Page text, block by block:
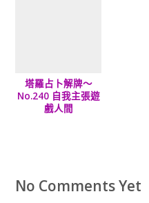
塔羅占卜解牌～
No.240 自我主張遊
戲人間
No Comments Yet